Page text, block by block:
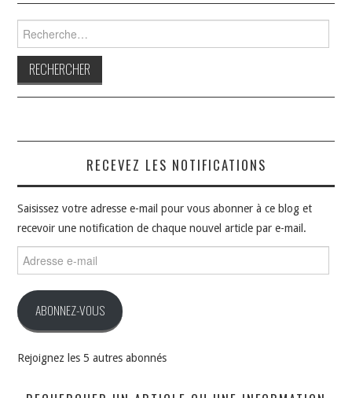
RECEVEZ LES NOTIFICATIONS
Saisissez votre adresse e-mail pour vous abonner à ce blog et
recevoir une notification de chaque nouvel article par e-mail.
e-
ABONNEZ-VOUS
Rejoignez les 5 autres abonnés